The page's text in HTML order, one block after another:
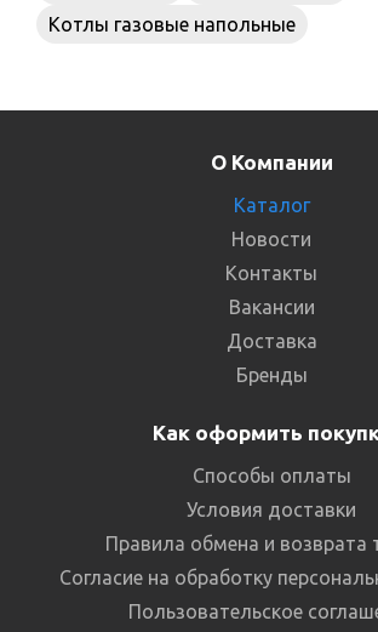
Котлы газовые напольные
О Компании
Каталог
Новости
Контакты
Вакансии
Доставка
Бренды
Как оформить
Способы оплаты
Условия доставки
Правила обмена и возврата
Согласие на обработку
Пользовательское